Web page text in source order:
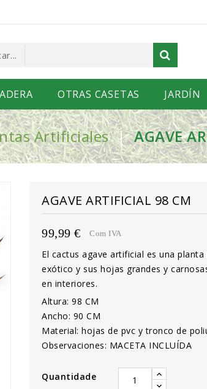
OTRAS CASETAS JARDÍN
Artificiales AGAVE
AGAVE ARTIFICIAL 98 CM
99,99 € Com IVA
El cactus agave artificial es una
exótico y sus hojas grandes y
en interiores.
Altura: 98 CM
Ancho: 90 CM
Material: hojas de pvc y tronco de
Observaciones: MACETA INCLUÍDA
Quantidade